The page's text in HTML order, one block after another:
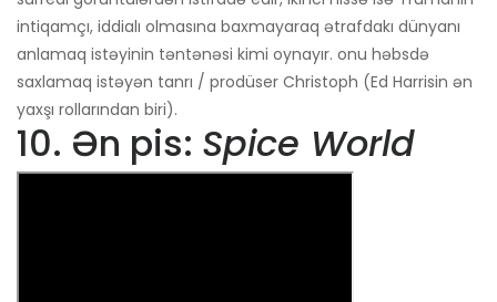
intiqamçı, iddialı olmasına baxmayaraq ətrafdakı dünyanı
anlamaq istəyinin təntənəsi kimi oynayır. onu həbsdə
saxlamaq istəyən tanrı / prodüser Christoph (Ed Harrisin ən
yaxşı rollarından biri).
10. Ən pis: Spice World